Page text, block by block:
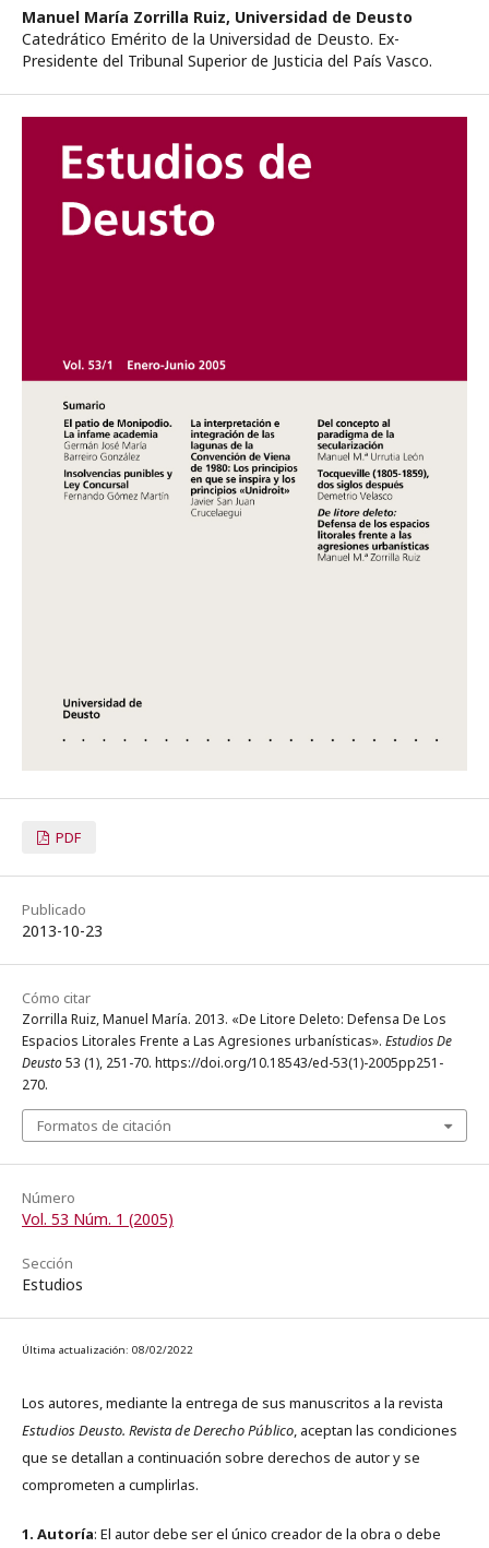
Manuel María Zorrilla Ruiz, Universidad de Deusto
Catedrático Emérito de la Universidad de Deusto. Ex-
Presidente del Tribunal Superior de Justicia del País Vasco.
PDF
Publicado
2013-10-23
Cómo citar
Zorrilla Ruiz, Manuel María. 2013. «De Litore Deleto: Defensa De Los
Espacios Litorales Frente a Las Agresiones urbanísticas». Estudios De
Deusto53 (1), 251-70. https://doi.org/10.18543/ed-53(1)-2005pp251-
270.
Formatos de citación
Número
Vol. 53 Núm. 1 (2005)
Sección
Estudios
Última actualización: 08/02/2022
Los autores, mediante la entrega de sus manuscritos a la revista
Estudios Deusto. Revista de Derecho Público, aceptan las condiciones
que se detallan a continuación sobre derechos de autor y se
comprometen a cumplirlas.
1. Autoría: El autor debe ser el único creador de la obra o debe